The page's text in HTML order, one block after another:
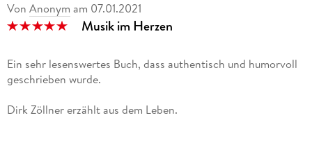
was ich immer gut finde. Von mir bekommt das Buch drei
Sterne.
Von Anonym am 07.01.2021
Musik im Herzen
Ein sehr lesenswertes Buch, dass authentisch und humorvoll
geschrieben wurde.
Dirk Zöllner erzählt aus dem Leben.